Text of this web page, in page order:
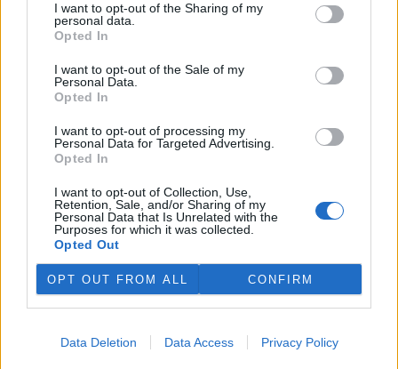
I want to opt-out of the Sharing of my
personal data.
Opted In
I want to opt-out of the Sale of my
Personal Data.
Opted In
I want to opt-out of processing my
Personal Data for Targeted Advertising.
Opted In
I want to opt-out of Collection, Use,
Retention, Sale, and/or Sharing of my
Personal Data that Is Unrelated with the
Purposes for which it was collected.
Opted Out
OPT OUT FROM ALL CONFIRM
Data Deletion Data Access Privacy Policy
Luboš Pavlovič: Veřejnost může do poloviny srpna
připomínkovat plavební kanál u Přelouče
3.8.2026
Diskuse: 16
července 2026 zahájení
zjišťovacího řízení pro záměr
do Pardubic. Veřejnost může své vyjádření k vlivům této stavby na
životní prostředí poslat ministerstvu do 13. srpna 2026.
Kilian Kaminski: Evropa slibuje právo na opravu.
Budou ale opravy skutečně levnější?
1.8.2026
novou evropskou směrnici o